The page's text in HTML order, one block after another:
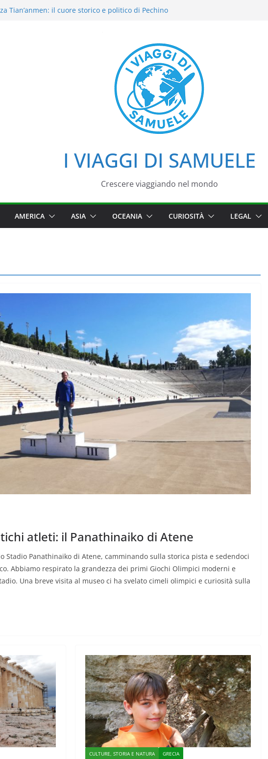
Tian’anmen: il cuore storico e politico di Pechino
giornata al Palazzo d’Estate tra loto, camminate e
Proibita: un viaggio tra imperatori, simboli e cortili
I VIAGGI DI SAMUELE
Crescere viaggiando nel mondo
AMERICA ASIA OCEANIA CURIOSITÀ LEGAL
atleti: il Panathinaiko di Atene
Stadio Panathinaiko di Atene, camminando sulla storica pista e sedendoci
Abbiamo respirato la grandezza dei primi Giochi Olimpici moderni e
Una breve visita al museo ci ha svelato cimeli olimpici e curiosità sulla
CULTURE, STORIA E NATURA GRECIA